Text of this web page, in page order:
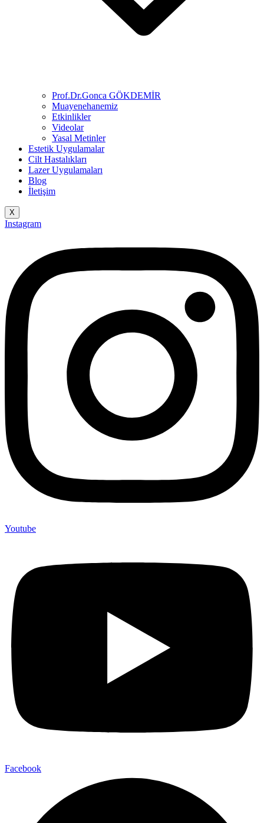
Prof.Dr.Gonca GÖKDEMİR
Muayenehanemiz
Etkinlikler
Videolar
Yasal Metinler
Estetik Uygulamalar
Cilt Hastalıkları
Lazer Uygulamaları
Blog
İletişim
X
Instagram
Youtube
Facebook